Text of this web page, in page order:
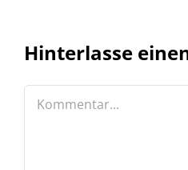
Hinterlasse
Kommentar